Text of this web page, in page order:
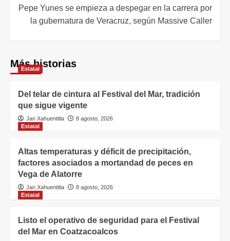
Pepe Yunes se empieza a despegar en la carrera por
la gubernatura de Veracruz, según Massive Caller
Más historias
Estatal
Del telar de cintura al Festival del Mar, tradición
que sigue vigente
Jan Xahuentitla
8 agosto, 2026
Estatal
Altas temperaturas y déficit de precipitación,
factores asociados a mortandad de peces en
Vega de Alatorre
Jan Xahuentitla
8 agosto, 2026
Estatal
Listo el operativo de seguridad para el Festival
del Mar en Coatzacoalcos